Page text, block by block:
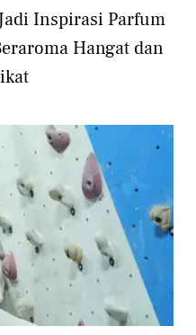
Inspirasi Parfum
Hangat dan